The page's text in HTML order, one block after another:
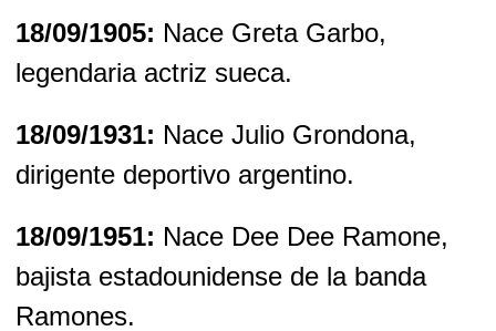
18/09/1905: Nace Greta Garbo,
legendaria actriz sueca.
18/09/1931: Nace Julio Grondona,
dirigente deportivo argentino.
18/09/1951: Nace Dee Dee Ramone,
bajista estadounidense de la banda
Ramones.